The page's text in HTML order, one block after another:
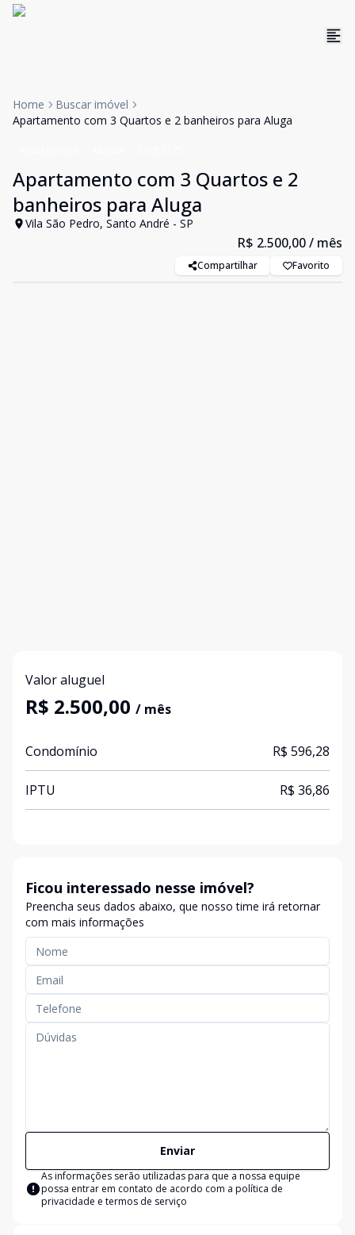
Home
Buscar imóvel
Apartamento com 3 Quartos e 2 banheiros para Aluga
Apartamento com 3 Quartos e 2
banheiros para Aluga
Vila São Pedro, Santo André - SP
R$ 2.500,00/ mês
Compartilhar Favorito
Valor aluguel
R$ 2.500,00 / mês
Condomínio R$ 596,28
IPTU R$ 36,86
Ficou interessado nesse imóvel?
Preencha seus dados abaixo, que nosso time irá retornar
com mais informações
Enviar
As informações serão utilizadas para que a nossa equipe
possa entrar em contato de acordo com a política de
privacidade e termos de serviço